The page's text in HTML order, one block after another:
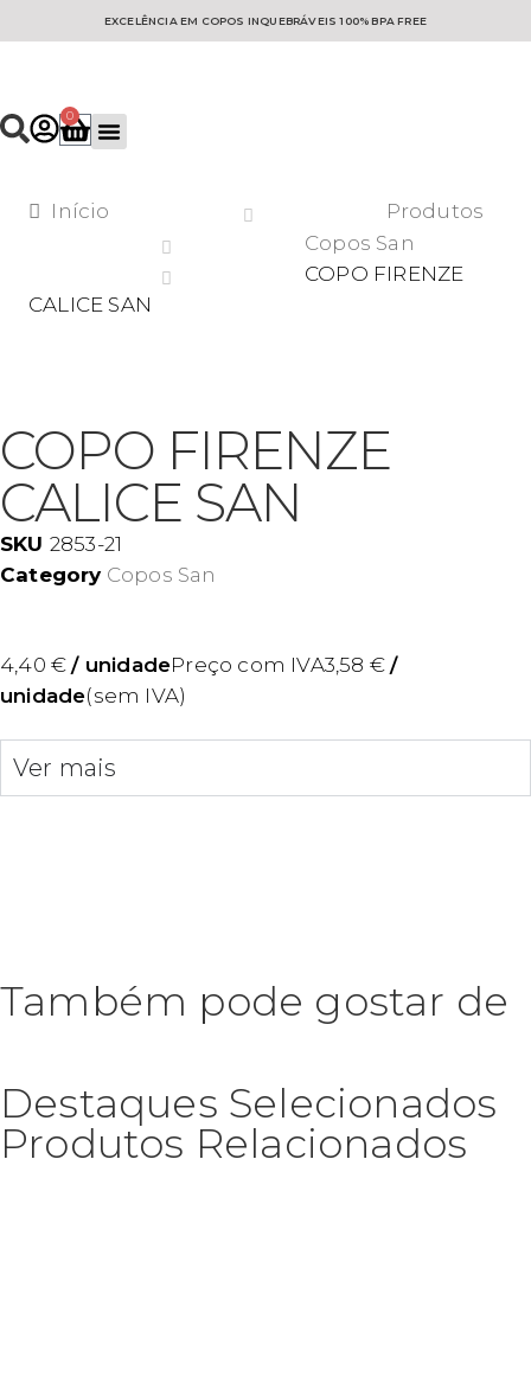
EXCELÊNCIA EM COPOS INQUEBRÁVEIS 100% BPA FREE
0
Início
Produtos
Copos San
COPO FIRENZE
CALICE SAN
COPO FIRENZE
CALICE SAN
SKU 2853-21
Category Copos San
4,40 € / unidadePreço com IVA3,58 € /
unidade(sem IVA)
Ver mais
Também pode gostar de
Destaques Selecionados
Produtos Relacionados